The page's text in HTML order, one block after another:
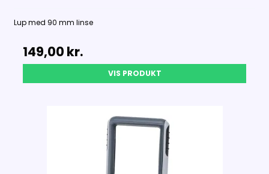
Lup med 90 mm linse
149,00 kr.
VIS PRODUKT